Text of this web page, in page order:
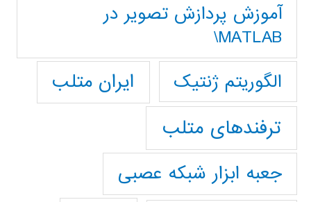
آموزش پردازش تصوير در
MATLAB\
الگوریتم ژنتیک
ایران متلب
ترفندهای متلب
جعبه ابزار شبکه عصبی